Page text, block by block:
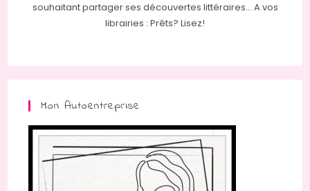
souhaitant partager ses découvertes littéraires... A vos
librairies : Prêts? Lisez!
Mon Autoentreprise